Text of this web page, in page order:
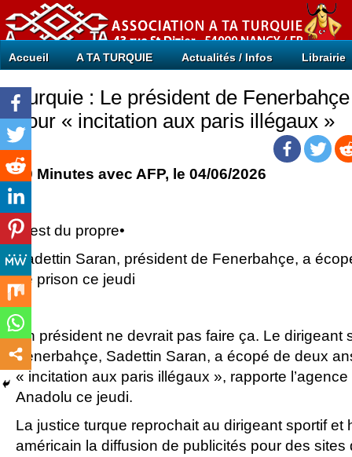
Accueil A TA TURQUIE Actualités / Infos Librairie
Turquie : Le président de
pour « incitation aux paris illégaux »
20 Minutes avec AFP, le 04/06/2026
C’est du propre•
Sadettin Saran, président de Fenerbahçe, a
de prison ce jeudi
Un président ne devrait pas faire ça. Le dirigeant
Fenerbahçe, Sadettin Saran, a écopé de deux
« incitation aux paris illégaux », rapporte
Anadolu ce jeudi.
La justice turque reprochait au dirigeant sportif et
américain la diffusion de publicités pour des